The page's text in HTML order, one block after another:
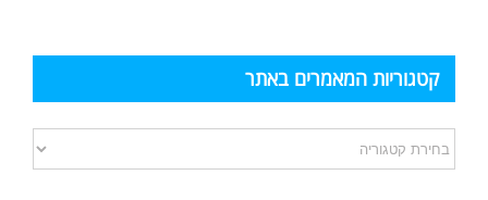
קטגוריות המאמרים באתר
קטגוריות
המאמרים